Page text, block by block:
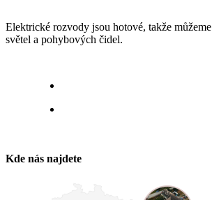
Elektrické rozvody jsou hotové, takže
světel a pohybových čidel.
Kde nás najdete